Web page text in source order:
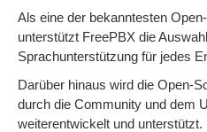
Als eine der bekanntesten
unterstützt FreePBX die
Sprachunterstützung für jedes
Darüber hinaus wird die Open-
durch die Community und dem
weiterentwickelt und unterstützt.